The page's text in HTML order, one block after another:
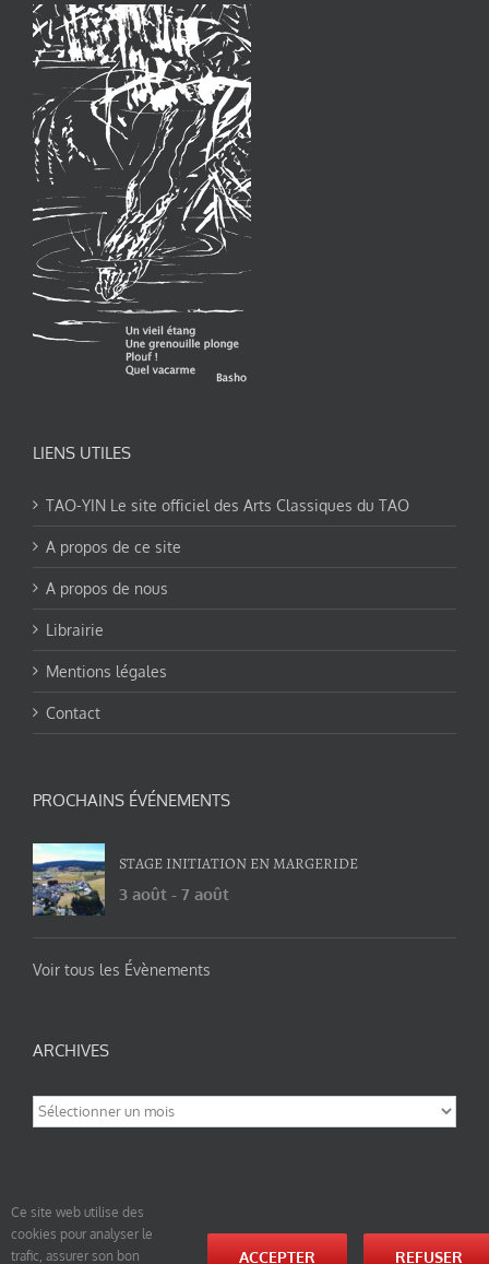
LIENS UTILES
TAO-YIN Le site officiel des Arts Classiques du TAO
A propos de ce site
A propos de nous
Librairie
Mentions légales
Contact
PROCHAINS ÉVÉNEMENTS
STAGE INITIATION EN MARGERIDE
3 août - 7 août
Voir tous les Évènements
ARCHIVES
Archives
© tao-yin.co © TAO-YIN.fr Georges Charles, Hormis les pages https://tao-yin.fr/georges-charles/
Ce site web utilise des
cookies pour analyser le
trafic, assurer son bon
ACCEPTER REFUSER